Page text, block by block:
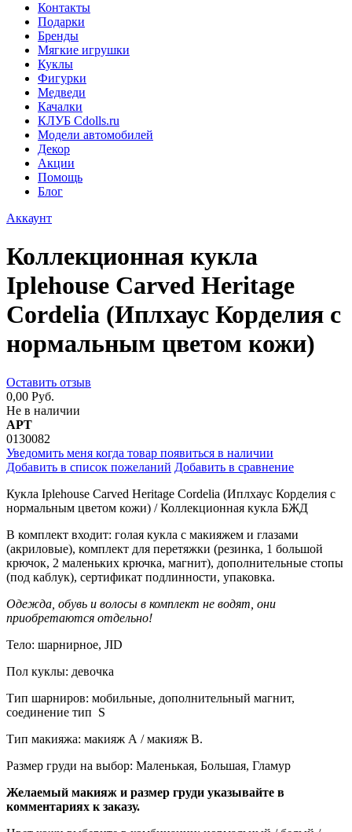
Контакты
Подарки
Бренды
Мягкие игрушки
Куклы
Фигурки
Медведи
Качалки
КЛУБ Cdolls.ru
Модели автомобилей
Декор
Акции
Помощь
Блог
Аккаунт
Коллекционная кукла
Iplehouse Carved Heritage
Cordelia (Иплхаус Корделия с
нормальным цветом кожи)
Оставить отзыв
0,00 Руб.
Не в наличии
АРТ
0130082
Уведомить меня когда товар появиться в наличии
Добавить в список пожеланий Добавить в сравнение
Кукла Iplehouse Carved Heritage Cordelia (Иплхаус Корделия с
нормальным цветом кожи) / Коллекционная кукла БЖД
В комплект входит: голая кукла с макияжем и глазами
(акриловые), комплект для перетяжки (резинка, 1 большой
крючок, 2 маленьких крючка, магнит), дополнительные стопы
(под каблук), сертификат подлинности, упаковка.
Одежда, обувь и волосы в комплект не водят, они
приобретаются отдельно!
Тело: шарнирное, JID
Пол куклы: девочка
Тип шарниров: мобильные, дополнительный магнит,
соединение тип S
Тип макияжа: макияж А / макияж В.
Размер груди на выбор: Маленькая, Большая, Гламур
Желаемый макияж и размер груди указывайте в
комментариях к заказу.